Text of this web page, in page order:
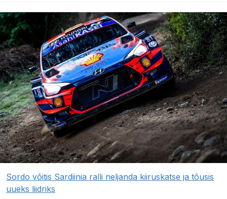
Sordo võitis Sardiinia ralli neljanda kiiruskatse ja tõusis
uueks liidriks